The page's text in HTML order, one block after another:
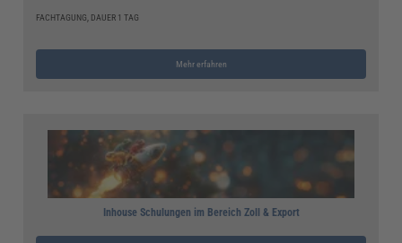
FACHTAGUNG, DAUER 1 TAG
Mehr erfahren
Inhouse Schulungen im Bereich Zoll & Export